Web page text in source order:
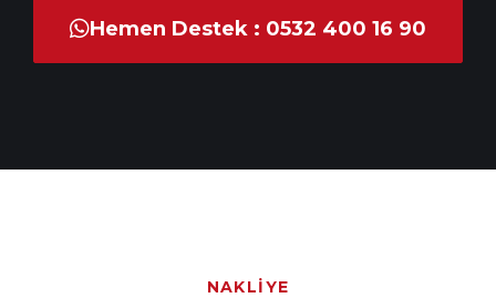
Hemen Destek : 0532 400 16 90
NAKLIYE